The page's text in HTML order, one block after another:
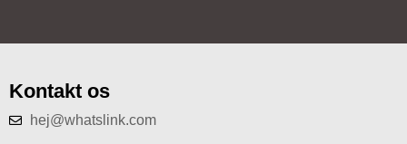
Kontakt os
hej@whatslink.com